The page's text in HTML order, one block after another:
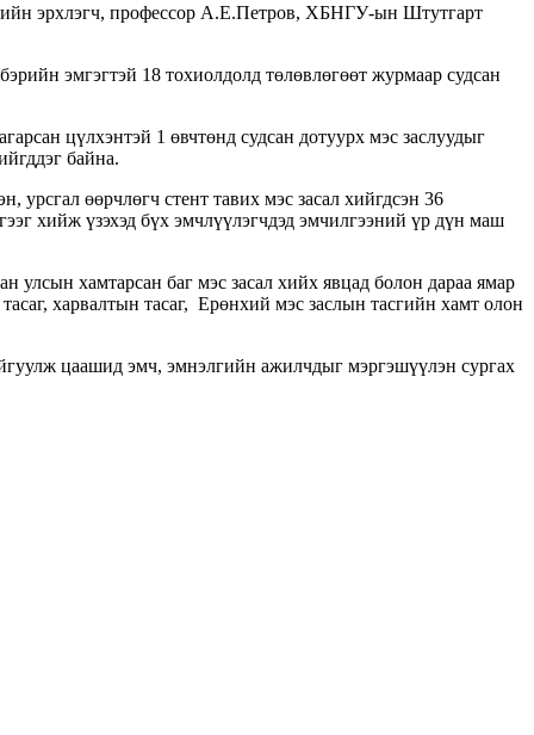
эрхлэгч, профессор А.Е.Петров, ХБНГУ-ын Штутгарт
эмгэгтэй 18 тохиолдолд төлөвлөгөөт журмаар судсан
цүлхэнтэй 1 өвчтөнд судсан дотуурх мэс заслуудыг
байна.
урсгал өөрчлөгч стент тавих мэс засал хийгдсэн 36
хийж үзэхэд бүх эмчлүүлэгчдэд эмчилгээний үр дүн маш
хамтарсан баг мэс засал хийх явцад болон дараа ямар
харвалтын тасаг, Ерөнхий мэс заслын тасгийн хамт олон
цаашид эмч, эмнэлгийн ажилчдыг мэргэшүүлэн сургах